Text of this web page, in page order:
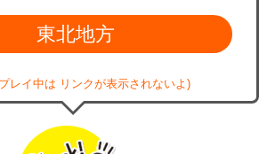
東北地方
レイ中は リンクが表示されないよ)